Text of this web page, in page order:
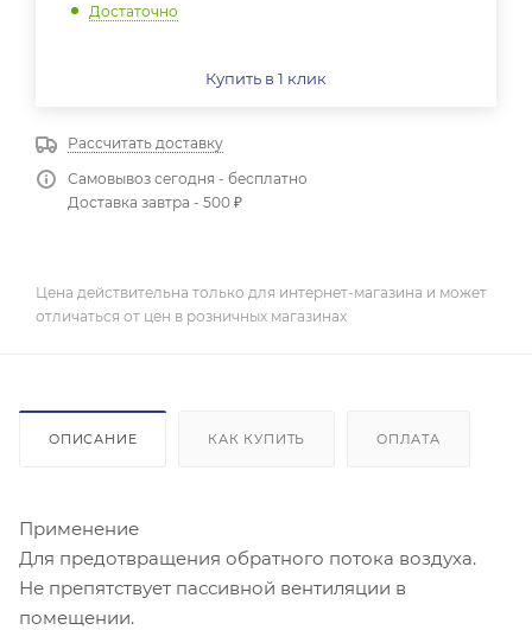
Достаточно
Купить в 1 клик
Рассчитать доставку
Самовывоз сегодня - бесплатно
Доставка завтра - 500 ₽
Цена действительна только для интернет-магазина и может
отличаться от цен в розничных магазинах
ОПИСАНИЕ КАК КУПИТЬ ОПЛАТА
Применение
Для предотвращения обратного потока воздуха.
Не препятствует пассивной вентиляции в
помещении.